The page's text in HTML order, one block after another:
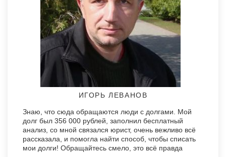
ИГОРЬ ЛЕВАНОВ
Знаю, что сюда обращаются люди с долгами. Мой
долг был 356 000 рублей, заполнил бесплатный
анализ, со мной связался юрист, очень вежливо всё
рассказала, и помогла найти способ, чтобы списать
мои долги! Обращайтесь смело, это всё правда